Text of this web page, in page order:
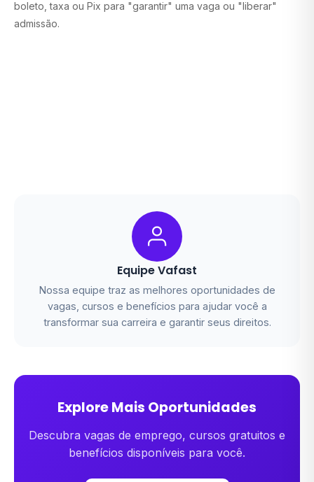
boleto, taxa ou Pix para "garantir" uma vaga ou "liberar"
admissão.
Equipe Vafast
Nossa equipe traz as melhores oportunidades de
vagas, cursos e benefícios para ajudar você a
transformar sua carreira e garantir seus direitos.
Explore Mais Oportunidades
Descubra vagas de emprego, cursos gratuitos e
benefícios disponíveis para você.